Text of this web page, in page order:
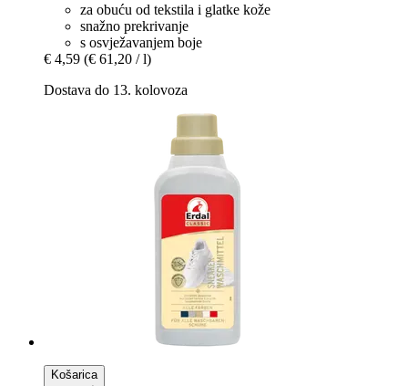
za obuću od tekstila i glatke kože
snažno prekrivanje
s osvježavanjem boje
€ 4,59 (€ 61,20 / l)
Dostava do 13. kolovoza
Košarica